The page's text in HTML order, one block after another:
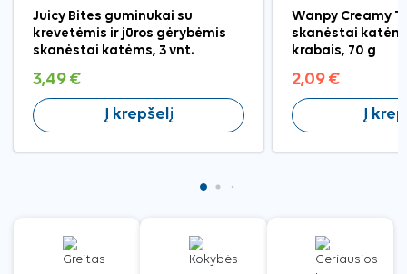
Juicy Bites guminukai su
krevetėmis ir jūros gėrybėmis
skanėstai katėms, 3 vnt.
3,49 €
Į krepšelį
Wanpy Creamy
skanėstai
krabais, 70 g
2,09 €
Į